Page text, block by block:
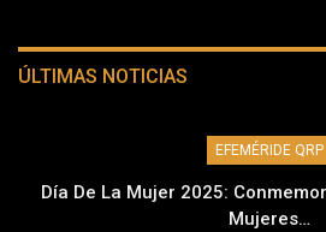
ÚLTIMAS NOTICIAS
EFEMÉRIDE QRP
Día De La Mujer 2025:
Mujeres…